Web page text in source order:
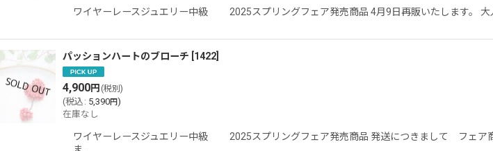
ワイヤーレースジュエリー中級 2025スプリングフェア発売商品 4月9日再販いたします。 大
パッションハートのブローチ 1422
4,900円 (税別)
(税込 : 5,390円)
在庫なし
ワイヤーレースジュエリー中級 2025スプリングフェア発売商品 発送につきまして フェア
ま…